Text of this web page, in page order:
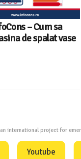
– Cum sa
de spalat vase
international project for
Youtube